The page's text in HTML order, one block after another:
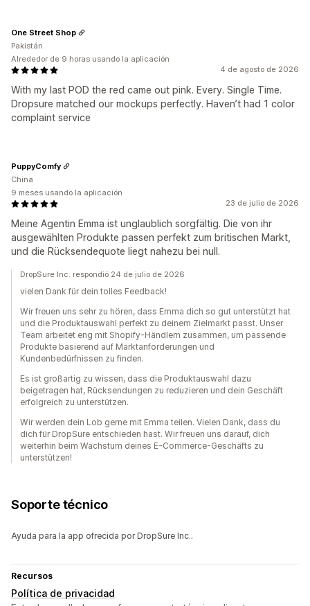
4 de agosto de 2026
With my last POD the red came out pink. Every. Single Time.
Dropsure matched our mockups perfectly. Haven’t had 1 color
complaint service
One Street Shop
Pakistán
Alrededor de 9 horas usando la aplicación
23 de julio de 2026
Meine Agentin Emma ist unglaublich sorgfältig. Die von ihr
ausgewählten Produkte passen perfekt zum britischen Markt,
und die Rücksendequote liegt nahezu bei null.
PuppyComfy
China
9 meses usando la aplicación
DropSure Inc. respondió 24 de julio de 2026
vielen Dank für dein tolles Feedback!
Wir freuen uns sehr zu hören, dass Emma dich so gut unterstützt hat
und die Produktauswahl perfekt zu deinem Zielmarkt passt. Unser
Team arbeitet eng mit Shopify-Händlern zusammen, um passende
Produkte basierend auf Marktanforderungen und
Kundenbedürfnissen zu finden.
Es ist großartig zu wissen, dass die Produktauswahl dazu
beigetragen hat, Rücksendungen zu reduzieren und dein Geschäft
erfolgreich zu unterstützen.
Wir werden dein Lob gerne mit Emma teilen. Vielen Dank, dass du
dich für DropSure entschieden hast. Wir freuen uns darauf, dich
weiterhin beim Wachstum deines E-Commerce-Geschäfts zu
unterstützen!
Soporte técnico
Ayuda para la app ofrecida por DropSure Inc..
Recursos
Política de privacidad